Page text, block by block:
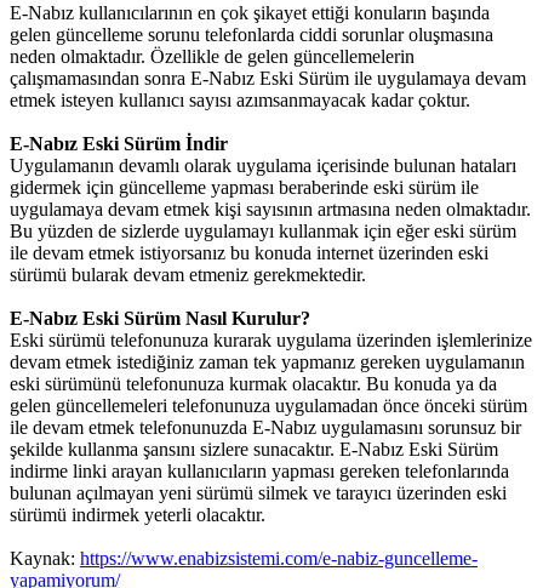
E-Nabız kullanıcılarının en çok şikayet ettiği konuların başında
gelen güncelleme sorunu telefonlarda ciddi sorunlar oluşmasına
neden olmaktadır. Özellikle de gelen güncellemelerin
çalışmamasından sonra E-Nabız Eski Sürüm ile uygulamaya devam
etmek isteyen kullanıcı sayısı azımsanmayacak kadar çoktur.
E-Nabız Eski Sürüm İndir
Uygulamanın devamlı olarak uygulama içerisinde bulunan hataları
gidermek için güncelleme yapması beraberinde eski sürüm ile
uygulamaya devam etmek kişi sayısının artmasına neden olmaktadır.
Bu yüzden de sizlerde uygulamayı kullanmak için eğer eski sürüm
ile devam etmek istiyorsanız bu konuda internet üzerinden eski
sürümü bularak devam etmeniz gerekmektedir.
E-Nabız Eski Sürüm Nasıl Kurulur?
Eski sürümü telefonunuza kurarak uygulama üzerinden işlemlerinize
devam etmek istediğiniz zaman tek yapmanız gereken uygulamanın
eski sürümünü telefonunuza kurmak olacaktır. Bu konuda ya da
gelen güncellemeleri telefonunuza uygulamadan önce önceki sürüm
ile devam etmek telefonunuzda E-Nabız uygulamasını sorunsuz bir
şekilde kullanma şansını sizlere sunacaktır. E-Nabız Eski Sürüm
indirme linki arayan kullanıcıların yapması gereken telefonlarında
bulunan açılmayan yeni sürümü silmek ve tarayıcı üzerinden eski
sürümü indirmek yeterli olacaktır.
Kaynak: https://www.enabizsistemi.com/e-nabiz-guncelleme-
yapamiyorum/